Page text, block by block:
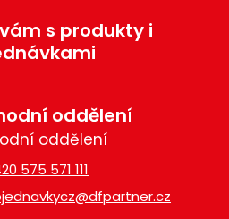
s produkty i
oddělení
oddělení
575 571 111